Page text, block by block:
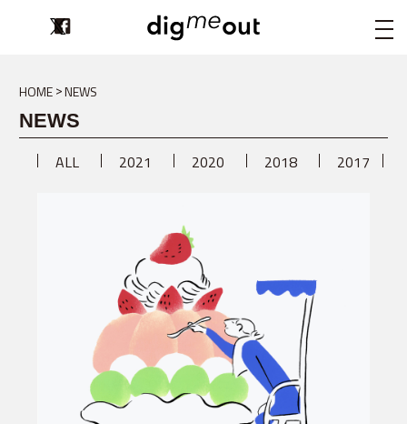
digmeout
HOME NEWS
NEWS
ALL 2021 2020 2018 2017